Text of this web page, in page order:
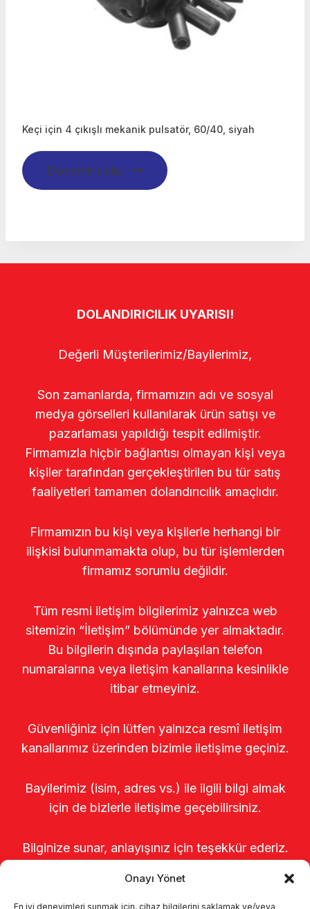
Onayı Yönet
En iyi deneyimleri sunmak için, cihaz bilgilerini saklamak ve/veya
Keçi için 4 çıkışlı mekanik pulsatör, 60/40, siyah
Devamını oku
DOLANDIRICILIK UYARISI!
Değerli Müşterilerimiz/Bayilerimiz,
Son zamanlarda, firmamızın adı ve sosyal
medya görselleri kullanılarak ürün satışı ve
pazarlaması yapıldığı tespit edilmiştir.
Firmamızla hiçbir bağlantısı olmayan kişi veya
kişiler tarafından gerçekleştirilen bu tür satış
faaliyetleri tamamen dolandırıcılık amaçlıdır.
Firmamızın bu kişi veya kişilerle herhangi bir
ilişkisi bulunmamakta olup, bu tür işlemlerden
firmamız sorumlu değildir.
Tüm resmi iletişim bilgilerimiz yalnızca web
sitemizin “İletişim” bölümünde yer almaktadır.
Bu bilgilerin dışında paylaşılan telefon
numaralarına veya iletişim kanallarına kesinlikle
itibar etmeyiniz.
Güvenliğiniz için lütfen yalnızca resmî iletişim
kanallarımız üzerinden bizimle iletişime geçiniz.
Bayilerimiz (isim, adres vs.) ile ilgili bilgi almak
için de bizlerle iletişime geçebilirsiniz.
Bilginize sunar, anlayışınız için teşekkür ederiz.